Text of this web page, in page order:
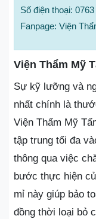
Số điện thoại:
Fanpage: Viện
Viện Thẩm Mỹ
Sự kỹ lưỡng và
nhất chính là
Viện Thẩm Mỹ
tập trung tối đa
thông qua việc
bước thực hiện
mỉ này giúp bảo
đồng thời loại bỏ